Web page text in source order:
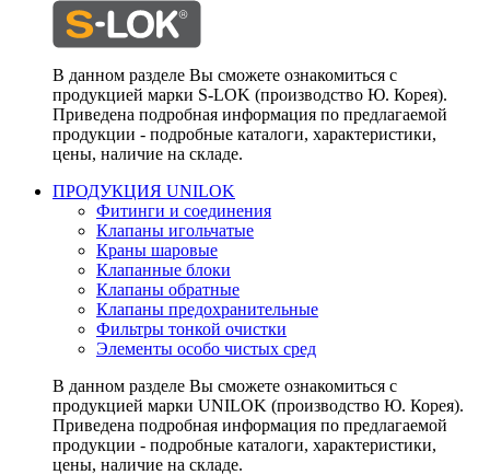
В данном разделе Вы сможете ознакомиться с
продукцией марки S-LOK (производство Ю. Корея).
Приведена подробная информация по предлагаемой
продукции - подробные каталоги, характеристики,
цены, наличие на складе.
ПРОДУКЦИЯ UNILOK
Фитинги и соединения
Клапаны игольчатые
Краны шаровые
Клапанные блоки
Клапаны обратные
Клапаны предохранительные
Фильтры тонкой очистки
Элементы особо чистых сред
В данном разделе Вы сможете ознакомиться с
продукцией марки UNILOK (производство Ю. Корея).
Приведена подробная информация по предлагаемой
продукции - подробные каталоги, характеристики,
цены, наличие на складе.